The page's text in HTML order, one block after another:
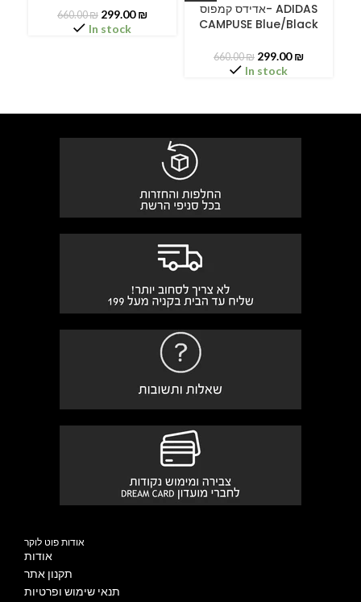
660.00₪ 299.00₪
In stock
אדידס קמפוס- ADIDAS
CAMPUSE Blue/Black
660.00₪ 299.00₪
In stock
אודות פוט לוקר
אודות
תקנון אתר
תנאי שימוש ופרטיות